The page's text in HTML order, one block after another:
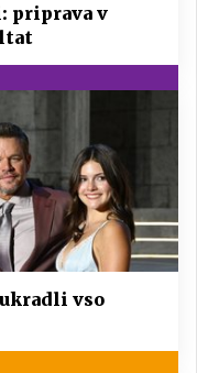
priprava v
vso